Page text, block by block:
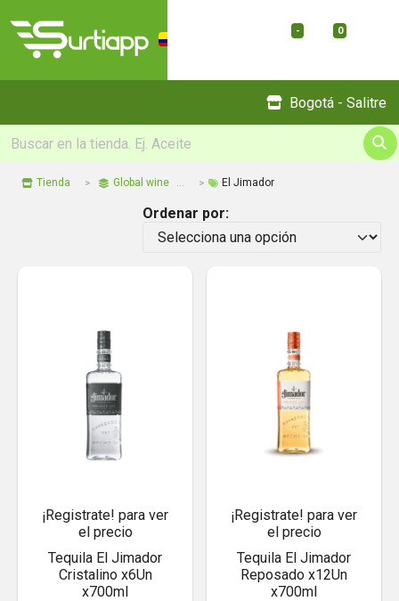
- 0
Bogotá - Salitre
Tienda Global wine El Jimador
Ordenar por:
¡Registrate! para ver
el precio
Tequila El Jimador
Cristalino x6Un
x700ml
¡Registrate! para ver
el precio
Tequila El Jimador
Reposado x12Un
x700ml